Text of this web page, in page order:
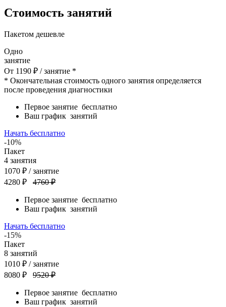
Стоимость занятий
Пакетом дешевле
Одно
занятие
От 1190 ₽ / занятие *
* Окончательная стоимость одного занятия определяется
после проведения диагностики
Первое занятие бесплатно
Ваш график занятий
Начать бесплатно
-10%
Пакет
4 занятия
1070 ₽ / занятие
4280 ₽
4760 ₽
Первое занятие бесплатно
Ваш график занятий
Начать бесплатно
-15%
Пакет
8 занятий
1010 ₽ / занятие
8080 ₽
9520 ₽
Первое занятие бесплатно
Ваш график занятий